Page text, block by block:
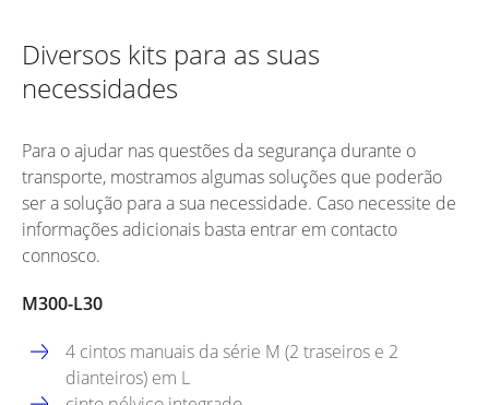
Diversos kits para as suas
necessidades
Para o ajudar nas questões da segurança durante o
transporte, mostramos algumas soluções que poderão
ser a solução para a sua necessidade. Caso necessite de
informações adicionais basta entrar em contacto
connosco.
M300-L30
4 cintos manuais da série M (2 traseiros e 2
dianteiros) em L